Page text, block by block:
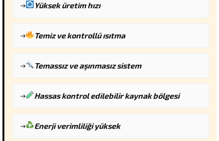
Yüksek üretim hızı
Temiz ve kontrollü ısıtma
Temassız ve aşınmasız sistem
Hassas kontrol edilebilir kaynak bölgesi
Enerji verimliliği yüksek